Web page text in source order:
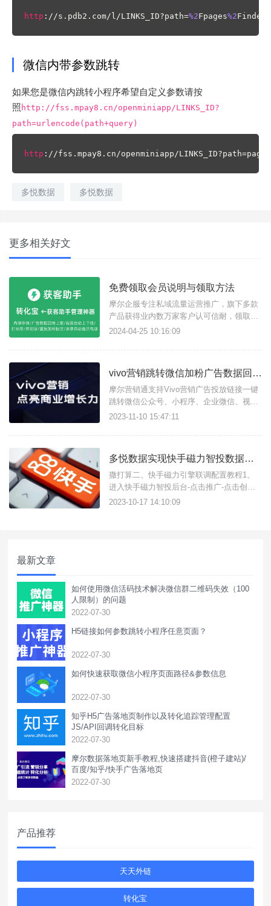
http ://s.pdb2.com/l/LINKS_ID?path=%2Fpages%2Findex
微信内带参数跳转
如果您是微信内跳转小程序希望自定义参数请按
照 http://fss.mpay8.cn/openminiapp/LINKS_ID?
path=urlencode(path+query)
http ://fss.mpay8.cn/openminiapp/LINKS_ID?path=pages
多悦数据 多悦数据
更多相关好文
免费领取会员说明与领取方法
摩尔企服专注私域流量运营推广，旗下多款
产品获得业内数万家客户认可信耐，领取7
天免费使用会员方法如下：
2024-04-25 10:16:09
vivo营销跳转微信加粉广告数据回传教程
摩尔营销通支持Vivo营销广告投放链接一键
跳转微信公众号、小程序、企业微信、视频
号、个人微信等加粉引流，并且实现广告数
2023-11-10 15:47:11
多悦数据实现快手磁力智投数据回传及联调教程
撒打算二、快手磁力引擎联调配置教程1、
进入快手磁力智投后台-点击推广-点击创建
广告；2、1.创建广告计划2.创建广告计划等
2023-10-17 14:10:09
最新文章
如何使用微信活码技术解决微信群二维码失效（100
人限制）的问题
2022-07-30
H5链接如何参数跳转小程序任意页面？
2022-07-30
如何快速获取微信小程序页面路径&参数信息
2022-07-30
知乎H5广告落地页制作以及转化追踪管理配置
JS/API回调转化目标
2022-07-30
摩尔数据落地页新手教程,快速搭建抖音(橙子建站)/
百度/知乎/快手广告落地页
2022-07-30
产品推荐
天天外链
转化宝